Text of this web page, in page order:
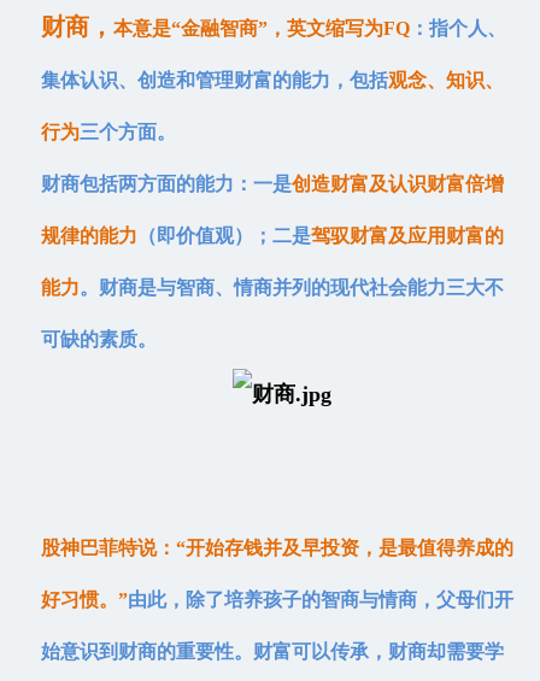
财商， 本意是“金融智商”，英文缩写为FQ ：指个人、
集体认识、创造和管理财富的能力，包括观念、知识、
行为三个方面。
财商包括两方面的能力：一是创造财富及认识财富倍增
规律的能力 （即价值观）；二是驾驭财富及应用财富的
能力。财商是与智商、情商并列的现代社会能力三大不
可缺的素质。
股神巴菲特说：“开始存钱并及早投资，是最值得养成的
好习惯。”由此，除了培养孩子的智商与情商，父母们开
始意识到财商的重要性。财富可以传承，财商却需要学